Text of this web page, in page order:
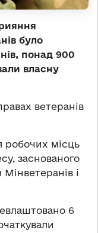
було
понад 900
власну
ветеранів
робочих місць
заснованого
і
6